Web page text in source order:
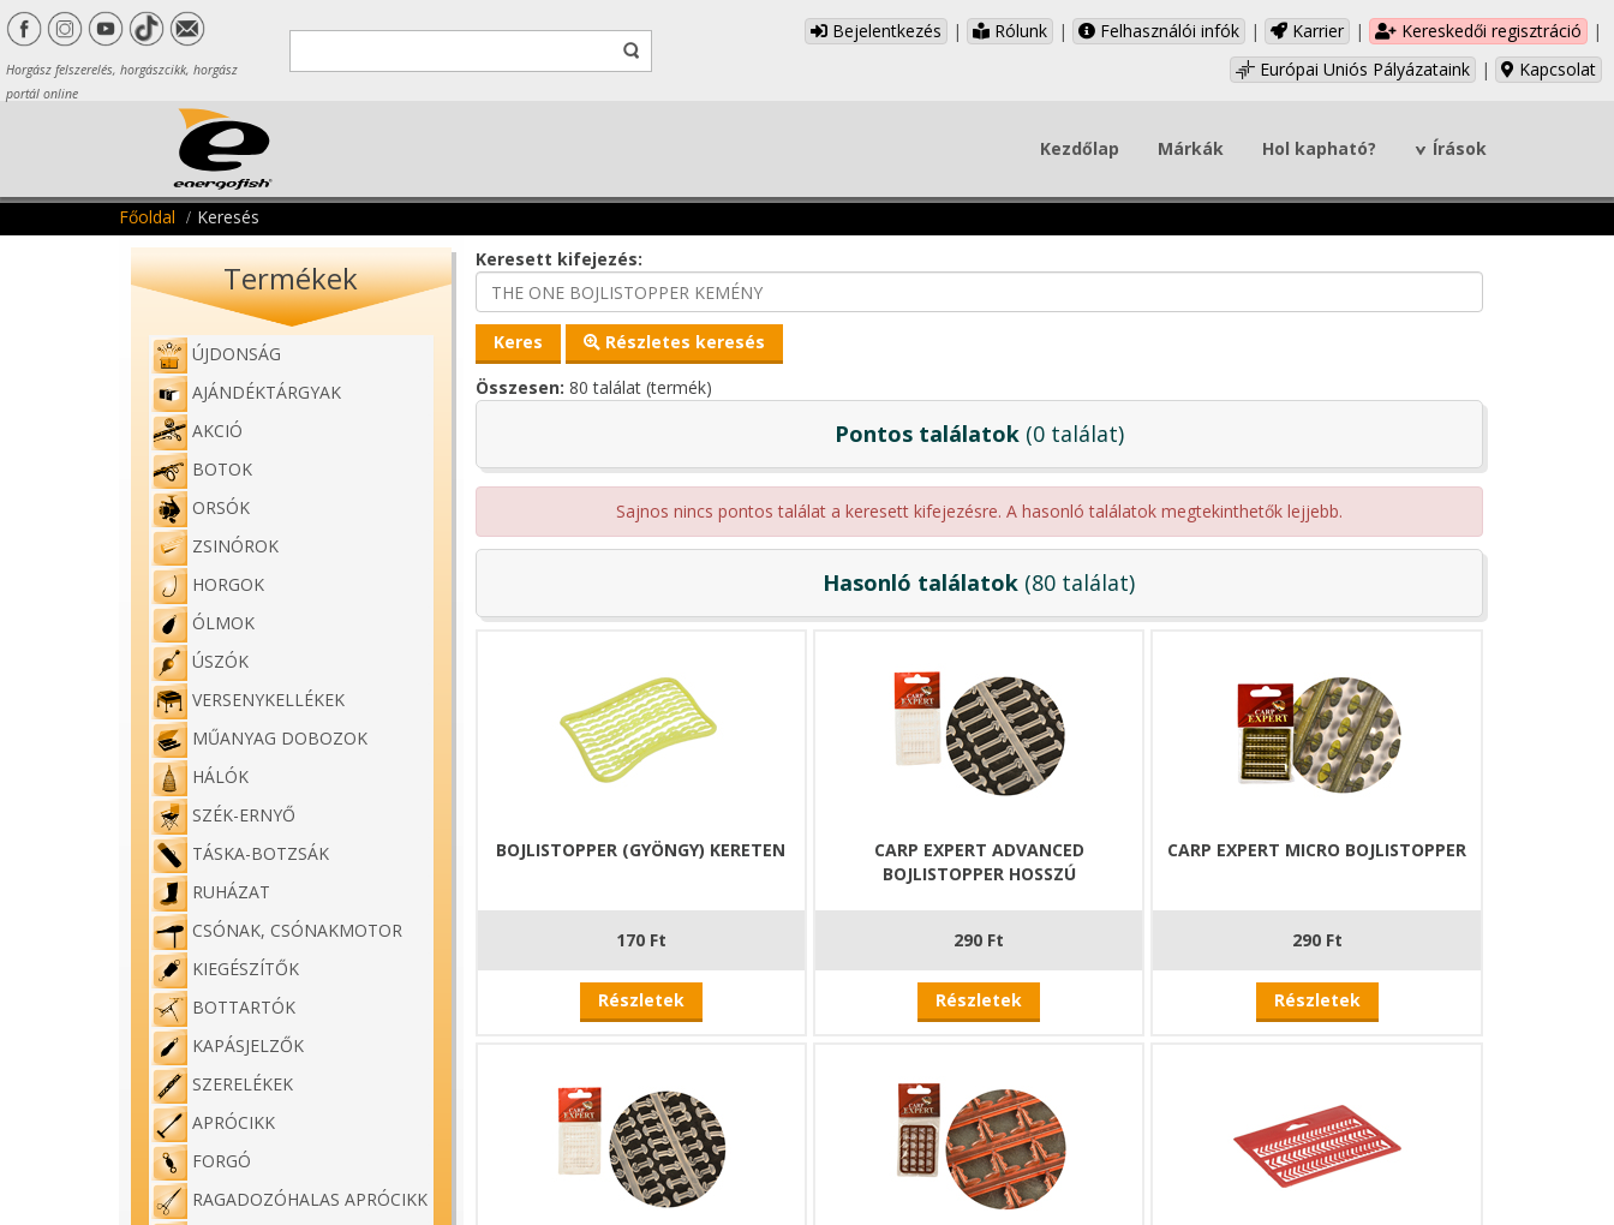
Horgász felszerelés, horgászcikk, horgász
portál online
Bejelentkezés | Rólunk | Felhasználói infók | Karrier | Kereskedői regisztráció
|
Európai Uniós Pályázataink
| Kapcsolat
Kezdőlap Márkák Hol kapható? Írások
Főoldal Keresés
Termékek
ÚJDONSÁG
AJÁNDÉKTÁRGYAK
AKCIÓ
BOTOK
ORSÓK
ZSINÓROK
HORGOK
ÓLMOK
ÚSZÓK
VERSENYKELLÉKEK
MŰANYAG DOBOZOK
HÁLÓK
SZÉK-ERNYŐ
TÁSKA-BOTZSÁK
RUHÁZAT
CSÓNAK, CSÓNAKMOTOR
KIEGÉSZÍTŐK
BOTTARTÓK
KAPÁSJELZŐK
SZERELÉKEK
APRÓCIKK
FORGÓ
RAGADOZÓHALAS APRÓCIKK
Keresett kifejezés:
Részletes keresés
Összesen: 80 találat (termék)
Pontos találatok(0 találat)
Sajnos nincs pontos találat a keresett kifejezésre. A hasonló találatok megtekinthetők lejjebb.
Hasonló találatok (80 találat)
BOJLISTOPPER (GYÖNGY) KERETEN
170 Ft
Részletek
CARP EXPERT ADVANCED
BOJLISTOPPER HOSSZÚ
290 Ft
Részletek
CARP EXPERT MICRO BOJLISTOPPER
290 Ft
Részletek